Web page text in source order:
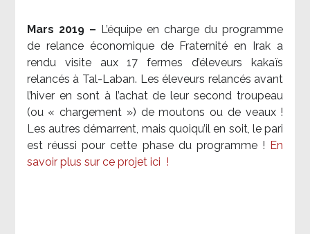
Mars 2019 – L’équipe en charge du programme
de relance économique de Fraternité en Irak a
rendu visite aux 17 fermes d’éleveurs kakaïs
relancés à Tal-Laban. Les éleveurs relancés avant
l’hiver en sont à l’achat de leur second troupeau
(ou « chargement ») de moutons ou de veaux !
Les autres démarrent, mais quoiqu’il en soit, le pari
est réussi pour cette phase du programme ! En
savoir plus sur ce projet ici !